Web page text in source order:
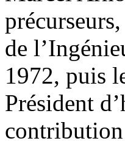
de
1972, puis
Président